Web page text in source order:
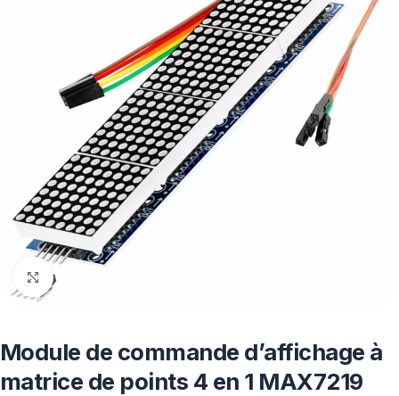
Click to enlarge
Module de commande d’affichage à
matrice de points 4 en 1 MAX7219